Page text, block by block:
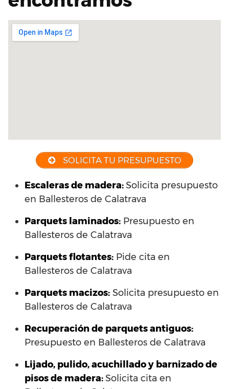
SOLICITA TU PRESUPUESTO
Escaleras de madera:Solicita presupuesto
en Ballesteros de Calatrava
Parquets laminados: Presupuesto en
Ballesteros de Calatrava
Parquets flotantes: Pide cita en
Ballesteros de Calatrava
Parquets macizos: Solicita presupuesto en
Ballesteros de Calatrava
Recuperación de parquets antiguos:
Presupuesto en Ballesteros de Calatrava
Lijado, pulido, acuchillado y barnizado de
pisos de madera:Solicita cita en